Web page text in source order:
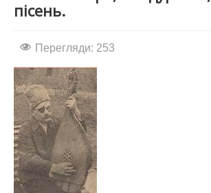
КАБІНЕТ МЕТОДИСТА
НАВЧАЛЬНО-ВИХОВНА РОБОТА
МИСТЕЦЬКІ ПРОЄКТИ
БІБЛІОТЕКА, ФОНОТЕКА
МИСТЕЦЬКА ШКОЛА ПРИ ХМФК
пісень.
Перегляди: 253